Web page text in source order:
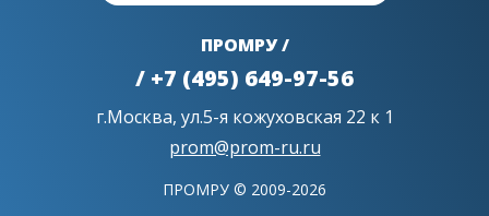
ПРОМРУ /
/ +7 (495) 649-97-56
г.Москва, ул.5-я кожуховская 22 к 1
prom@prom-ru.ru
ПРОМРУ © 2009-2026